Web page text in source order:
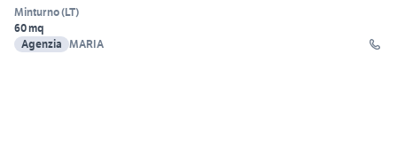
Minturno(LT)
60 mq
Agenzia MARIA